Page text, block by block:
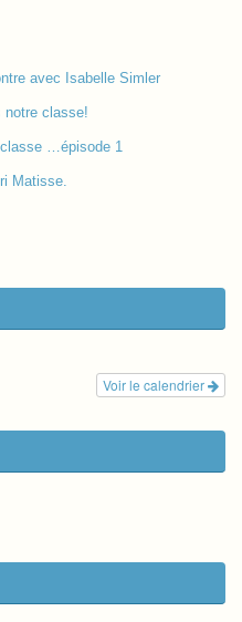
avec Isabelle Simler
notre classe!
…épisode 1
Matisse.
Voir le calendrier